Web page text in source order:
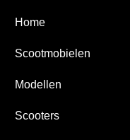
Home
Scootmobielen
Modellen
Scooters